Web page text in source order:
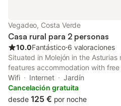
Vegadeo, Costa Verde
Casa rural para 2 personas
10.0Fantástico⋅6 valoraciones
Situated in Molejón in the Asturias
features accommodation with
parking. The property has
Wifi Internet
Jardín
Cancelación gratuita
desde 125 € por noche